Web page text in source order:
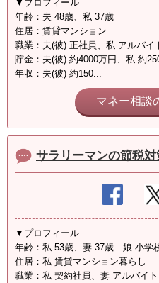
▼プロフィール
年齢：夫 48歳、私 37歳
住居：賃貸マンション
職業：夫(彼) 正社員、私 アルバイ
貯金：夫(彼) 約4000万円、私 約
年収：夫(彼) 約150...
マネー相談
サラリーマンの節税対
▼プロフィール
年齢：私 53歳、妻 37歳 娘 小学
住居：私 賃貸マンション暮らし
職業：私 契約社員、妻 アルバイト